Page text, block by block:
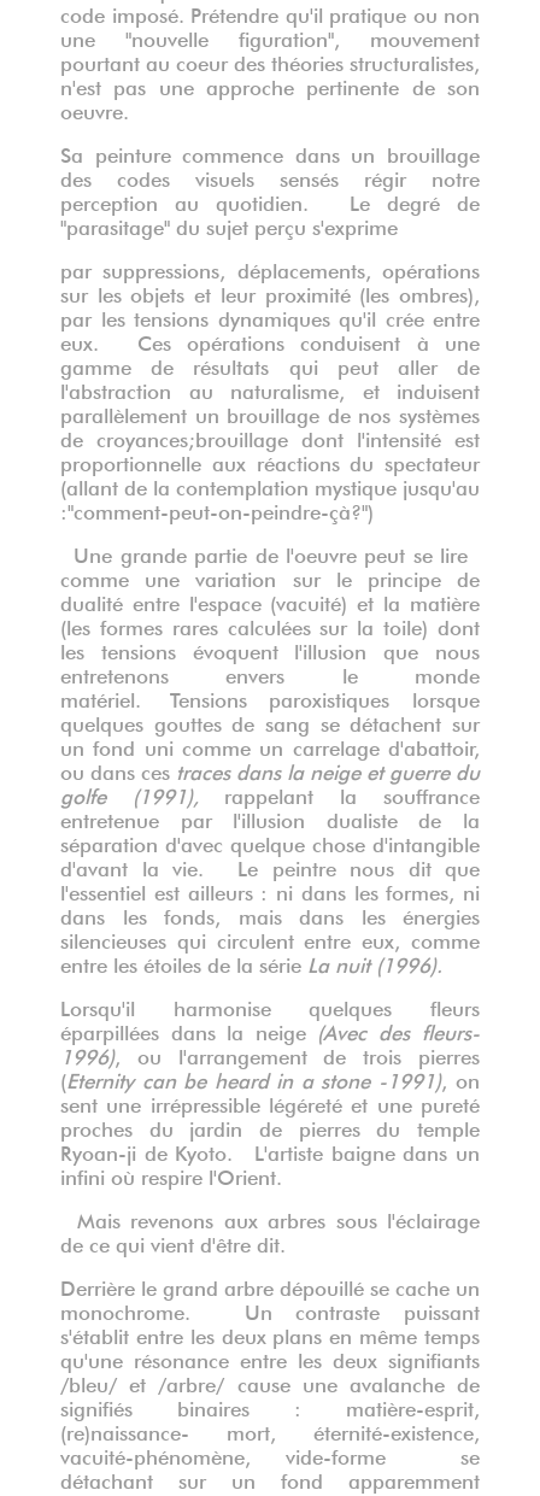
code imposé. Prétendre qu'il pratique ou non
une "nouvelle figuration", mouvement
pourtant au coeur des théories structuralistes,
n'est pas une approche pertinente de son
oeuvre.
Sa peinture commence dans un brouillage
des codes visuels sensés régir notre
perception au quotidien. Le degré de
"parasitage" du sujet perçu s'exprime
par suppressions, déplacements, opérations
sur les objets et leur proximité (les ombres),
par les tensions dynamiques qu'il crée entre
eux. Ces opérations conduisent à une
gamme de résultats qui peut aller de
l'abstraction au naturalisme, et induisent
parallèlement un brouillage de nos systèmes
de croyances;brouillage dont l'intensité est
proportionnelle aux réactions du spectateur
(allant de la contemplation mystique jusqu'au
:"comment-peut-on-peindre-çà?")
Une grande partie de l'oeuvre peut se lire
comme une variation sur le principe de
dualité entre l'espace (vacuité) et la matière
(les formes rares calculées sur la toile) dont
les tensions évoquent l'illusion que nous
entretenons envers le monde
matériel. Tensions paroxistiques lorsque
quelques gouttes de sang se détachent sur
un fond uni comme un carrelage d'abattoir,
ou dans ces traces dans la neige et guerre du
golfe (1991), rappelant la souffrance
entretenue par l'illusion dualiste de la
séparation d'avec quelque chose d'intangible
d'avant la vie. Le peintre nous dit que
l'essentiel est ailleurs : ni dans les formes, ni
dans les fonds, mais dans les énergies
silencieuses qui circulent entre eux, comme
entre les étoiles de la série La nuit (1996).
Lorsqu'il harmonise quelques fleurs
éparpillées dans la neige (Avec des fleurs-
1996) , ou l'arrangement de trois pierres
( Eternity can be heard in a stone -1991) , on
sent une irrépressible légéreté et une pureté
proches du jardin de pierres du temple
Ryoan-ji de Kyoto. L'artiste baigne dans un
infini où respire l'Orient.
Mais revenons aux arbres sous l'éclairage
de ce qui vient d'être dit.
Derrière le grand arbre dépouillé se cache un
monochrome. Un contraste puissant
s'établit entre les deux plans en même temps
qu'une résonance entre les deux signifiants
/bleu/ et /arbre/ cause une avalanche de
signifiés binaires : matière-esprit,
(re)naissance- mort, éternité-existence,
vacuité-phénomène, vide-forme se
détachant sur un fond apparemment